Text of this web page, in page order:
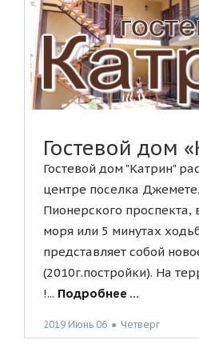
Гостевой дом
Гостевой дом "Катрин"
центре поселка
Пионерского проспекта,
моря или 5 минутах
представляет собой
(2010г.постройки). На
!... Подробнее ...
2019 Июнь 06 ● Четверг